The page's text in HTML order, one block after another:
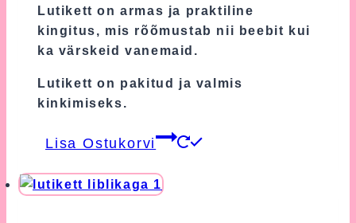
Lutikett on armas ja praktiline
kingitus, mis rõõmustab nii beebit kui
ka värskeid vanemaid.
Lutikett on pakitud ja valmis
kinkimiseks.
Lisa Ostukorvi